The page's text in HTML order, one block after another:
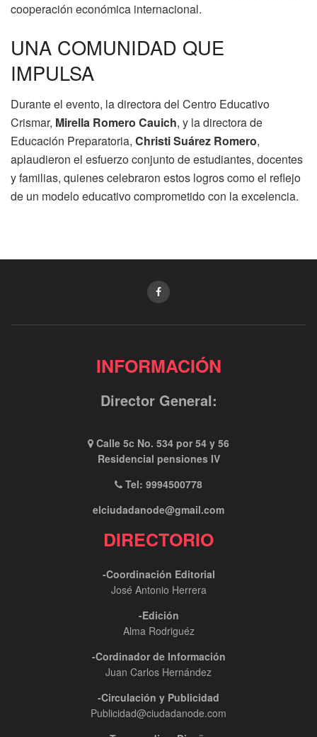
cooperación económica internacional.
UNA COMUNIDAD QUE
IMPULSA
Durante el evento, la directora del Centro Educativo
Crismar, Mirella Romero Cauich, y la directora de
Educación Preparatoria, Christi Suárez Romero,
aplaudieron el esfuerzo conjunto de estudiantes, docentes
y familias, quienes celebraron estos logros como el reflejo
de un modelo educativo comprometido con la excelencia.
INFORMACIÓN
Director General:
Calle 5c No. 534 por 54 y 56
Residencial pensiones IV
Tel: 9994500778
elciudadanode@gmail.com
DIRECTORIO
-Coordinación Editorial
José Antonio Herrera
-Edición
Alma Rodriguéz
-Cordinador de Información
Juan Carlos Hernández
-Circulación y Publicidad
Publicidad@ciudadanode.com